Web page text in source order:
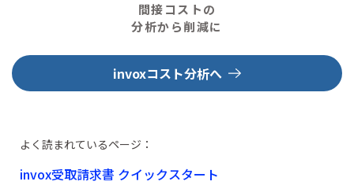
間接コストの
分析から削減に
invoxコスト分析へ
よく読まれているページ：
invox受取請求書 クイックスタート